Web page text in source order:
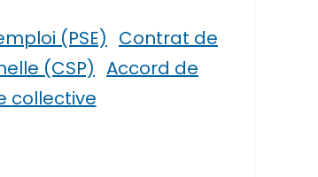
(PSE) Contrat de
(CSP) Accord de
collective